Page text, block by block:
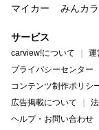
マイカー
みんカラ
サービス
carview!について 運
プライバシーセンター
コンテンツ制作ポリシ
広告掲載について
ヘルプ・お問い合わせ